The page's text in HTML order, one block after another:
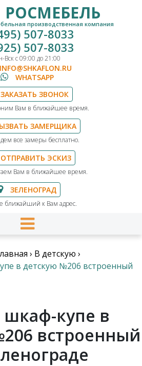
РОСМЕБЕЛЬ
производственная компания
507-8033
507-8033
Вск с 09:00 до 21:00
INFO@SHKAFLON.RU
WHATSAPP
ЗАКАЗАТЬ ЗВОНОК
Вам в ближайшее время.
ЗАМЕРЩИКА
все замеры бесплатно.
ОТПРАВИТЬ ЭСКИЗ
Вам в ближайшее время.
ЗЕЛЕНОГРАД
ближайший к Вам адрес.
› В детскую ›
в детскую №206 встроенный
купе в
встроенный